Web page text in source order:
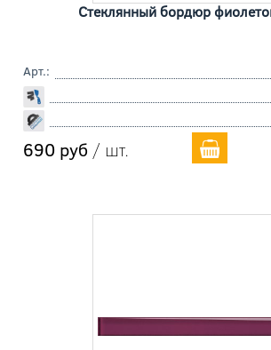
Стеклянный бордюр
Арт.:
690 руб / шт.